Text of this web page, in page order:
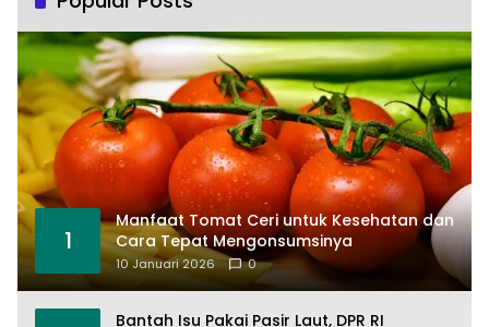
1
Manfaat Tomat Ceri untuk Kesehatan dan
Cara Tepat Mengonsumsinya
10 Januari 2026 0
Bantah Isu Pakai Pasir Laut, DPR RI